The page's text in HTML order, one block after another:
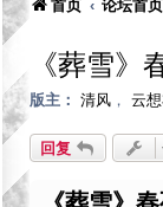
首页 论坛首页
《葬雪
版主： 清风 ， 云
回复
《葬雪》